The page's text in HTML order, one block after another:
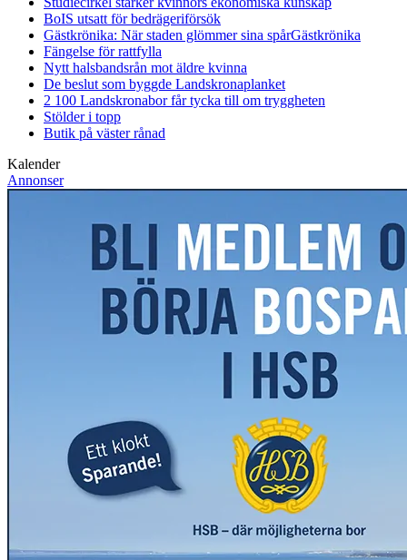
BoIS utsatt för bedrägeriförsök
Gästkrönika: När staden glömmer sina spårGästkrönika
Fängelse för rattfylla
Nytt halsbandsrån mot äldre kvinna
De beslut som byggde Landskronaplanket
2 100 Landskronabor får tycka till om tryggheten
Stölder i topp
Butik på väster rånad
Kalender
Annonser